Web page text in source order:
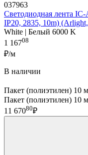
037963
Светодиодная лента
IP20, 2835, 10m)
White | Белый 6000 K
1 16708
₽/м
В наличии
Пакет (полиэтилен) 10
Пакет (полиэтилен) 10 м
11 67080₽